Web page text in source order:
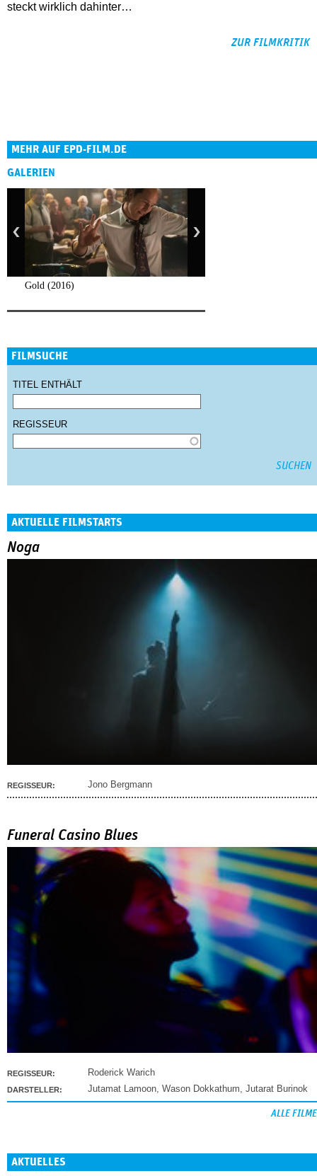
steckt wirklich dahinter…
ZUR FILMKRITIK
MEHR AUF EPD-FILM.DE
GALERIEN
Gold (2016)
FILMSUCHE
TITEL ENTHÄLT
REGISSEUR
AKTUELLE FILMSTARTS
Noga
REGISSEUR: Jono Bergmann
Funeral Casino Blues
REGISSEUR: Roderick Warich
DARSTELLER: Jutamat Lamoon, Wason Dokkathum, Jutarat Burinok
ALLE FILME
AKTUELLES